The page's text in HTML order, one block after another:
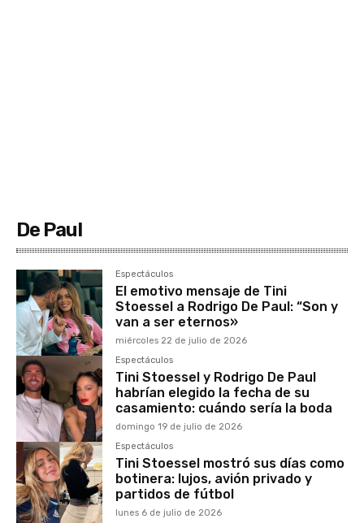
De Paul
Espectáculos
El emotivo mensaje de Tini
Stoessel a Rodrigo De Paul: “Son y
van a ser eternos»
miércoles 22 de julio de 2026
Espectáculos
Tini Stoessel y Rodrigo De Paul
habrían elegido la fecha de su
casamiento: cuándo sería la boda
domingo 19 de julio de 2026
Espectáculos
Tini Stoessel mostró sus días como
botinera: lujos, avión privado y
partidos de fútbol
lunes 6 de julio de 2026